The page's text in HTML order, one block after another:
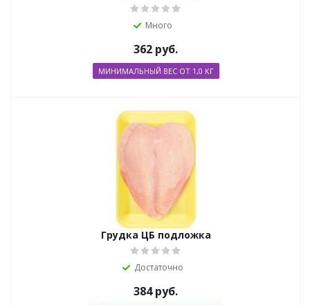
Много
362 руб.
МИНИМАЛЬНЫЙ ВЕС ОТ 1,0 КГ
Грудка ЦБ подложка
Достаточно
384руб.